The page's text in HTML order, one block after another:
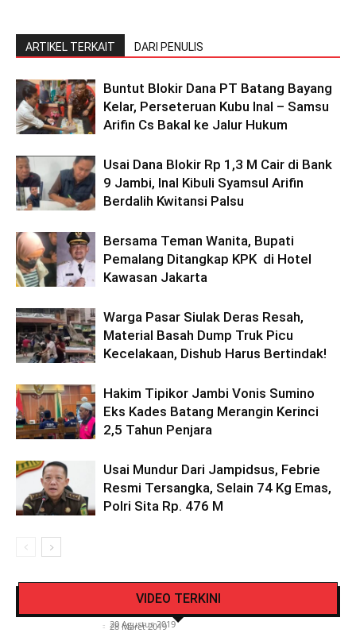
ARTIKEL TERKAIT DARI PENULIS
Buntut Blokir Dana PT Batang Bayang
Kelar, Perseteruan Kubu Inal – Samsu
Arifin Cs Bakal ke Jalur Hukum
Usai Dana Blokir Rp 1,3 M Cair di Bank
9 Jambi, Inal Kibuli Syamsul Arifin
Berdalih Kwitansi Palsu
Bersama Teman Wanita, Bupati
Pemalang Ditangkap KPK di Hotel
Kawasan Jakarta
Warga Pasar Siulak Deras Resah,
Material Basah Dump Truk Picu
Kecelakaan, Dishub Harus Bertindak!
Hakim Tipikor Jambi Vonis Sumino
Eks Kades Batang Merangin Kerinci
2,5 Tahun Penjara
Usai Mundur Dari Jampidsus, Febrie
Resmi Tersangka, Selain 74 Kg Emas,
Polri Sita Rp. 476 M
VIDEO TERKINI
Video Detik Evakuasi Jasad Iglesias di Gunung
- 20 Agustus 2019
Lantas Polres Kerinci Beri Pengendara Segelas
- 28 Maret 2019